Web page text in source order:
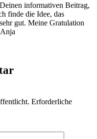
informativen Beitrag,
finde die Idee, das
gut. Meine Gratulation
Erforderliche